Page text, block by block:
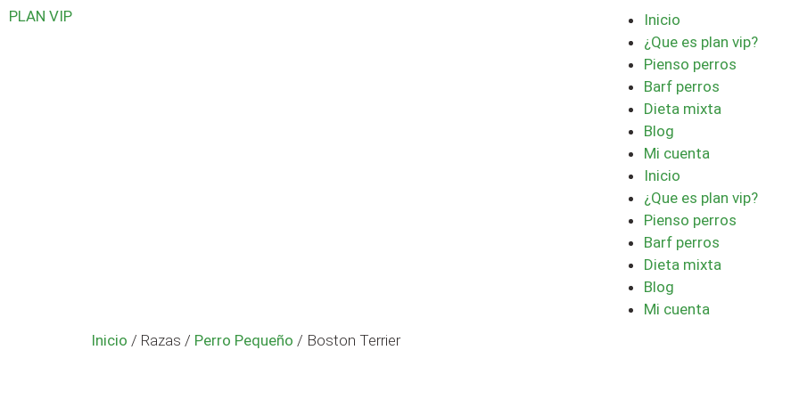
PLAN VIP
Inicio
¿Que es plan vip?
Pienso perros
Barf perros
Dieta mixta
Blog
Mi cuenta
Inicio
¿Que es plan vip?
Pienso perros
Barf perros
Dieta mixta
Blog
Mi cuenta
Inicio / Razas / Perro Pequeño / Boston Terrier